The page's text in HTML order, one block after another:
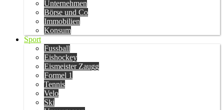
Unternehmen
Börse und Co
Immobilien
Konsum
Sport
Fussball
Eishockey
Eismeister Zaugg
Formel 1
Tennis
Velo
Ski